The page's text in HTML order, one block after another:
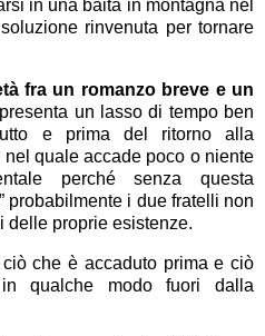
in una baita in montagna nel
rinvenuta per tornare
fra un romanzo breve e un
un lasso di tempo ben
e prima del ritorno alla
quale accade poco o niente
perché senza questa
probabilmente i due fratelli non
delle proprie esistenze.
ciò che è accaduto prima e ciò
qualche modo fuori dalla